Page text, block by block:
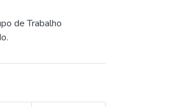
de Trabalho